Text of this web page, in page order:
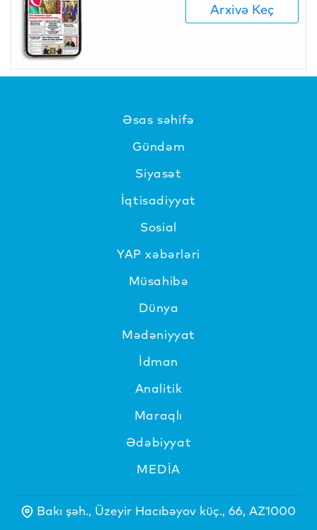
Arxivə Keç
Əsas səhifə
Gündəm
Siyasət
İqtisadiyyat
Sosial
YAP xəbərləri
Müsahibə
Dünya
Mədəniyyat
İdman
Analitik
Maraqlı
Ədəbiyyat
MEDİA
Bakı şəh., Üzeyir Hacıbəyov küç., 66, AZ1000